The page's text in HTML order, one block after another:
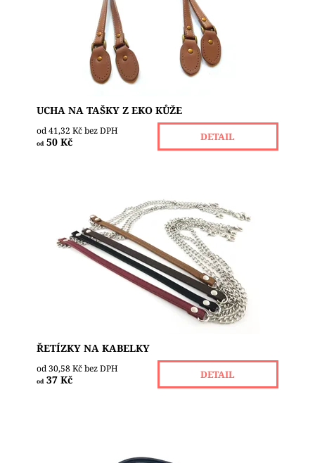
Skladem 10
UCHA NA TAŠKY Z EKO KŮŽE
od 41,32 Kč bez DPH
od50 Kč DETAIL
Řetízek na kabelky s karabinkami máme ve třech
variantách. Jeden má podlouhlá očka, široká 4 mm
a dlouhá 12 mm. Na koncích má řetízek...
Dostupnost:
Skladem 12
ŘETÍZKY NA KABELKY
od 30,58 Kč bez DPH
od 37 Kč DETAIL